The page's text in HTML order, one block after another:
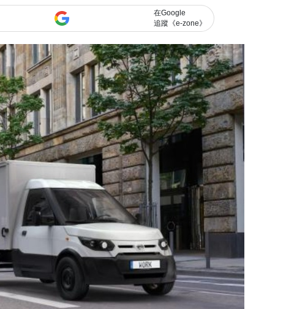
在Google
追蹤《e-zone》